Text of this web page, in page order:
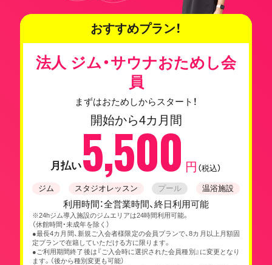
おすすめプラン！
法人 ジム・サウナおためし会
員
まずはおためしからスタート！
開始から4カ月間
月払い5,500 円 （税込）
ジム スタジオレッスン プール 温浴施設
利用時間：全営業時間、終日利用可能
※24hジム導入施設のジムエリアは24時間利用可能。
（休館時間・未成年を除く）
●最長4カ月間、新規ご入会者様限定の会員プランで、8カ月以上月額固
定プランで在籍していただける方に限ります。
●ご利用期間終了後は『ご入会時に選択された会員種別』に変更となり
ます。（後から種別変更も可能）